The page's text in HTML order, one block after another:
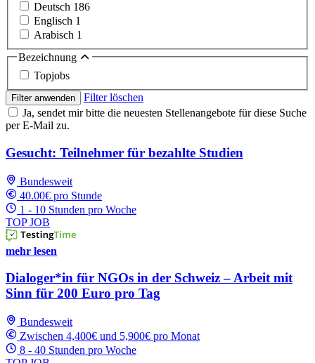
Deutsch 186
Englisch 1
Arabisch 1
Bezeichnung
Topjobs
Filter anwenden
Filter löschen
Ja, sendet mir bitte die neuesten Stellenangebote für diese Suche
per E-Mail zu.
Gesucht: Teilnehmer für bezahlte Studien
Bundesweit
40.00€ pro Stunde
1 - 10 Stunden pro Woche
TOP JOB
mehr lesen
Dialoger*in für NGOs in der Schweiz – Arbeit mit
Sinn für 200 Euro pro Tag
Bundesweit
Zwischen 4,400€ und 5,900€ pro Monat
8 - 40 Stunden pro Woche